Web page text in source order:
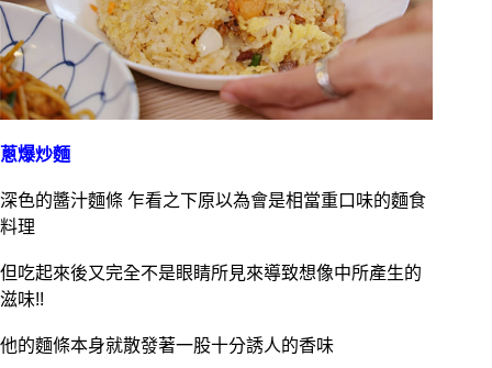
蔥爆炒麵
深色的醬汁麵條 乍看之下原以為會是相當重口味的麵食
料理
但吃起來後又完全不是眼睛所見來導致想像中所產生的
滋味!!
他的麵條本身就散發著一股十分誘人的香味